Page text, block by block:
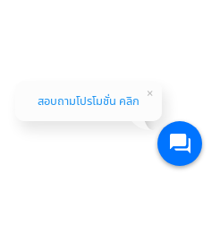
สอบถามโปรโมชั่น คลิก